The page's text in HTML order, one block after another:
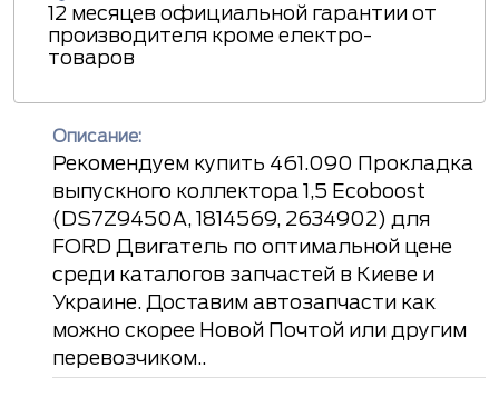
12 месяцев официальной гарантии от
производителя кроме електро-
товаров
Описание:
Рекомендуем купить 461.090 Прокладка
выпускного коллектора 1,5 Ecoboost
(DS7Z9450A, 1814569, 2634902) для
FORD Двигатель по оптимальной цене
среди каталогов запчастей в Киеве и
Украине. Доставим автозапчасти как
можно скорее Новой Почтой или другим
перевозчиком..